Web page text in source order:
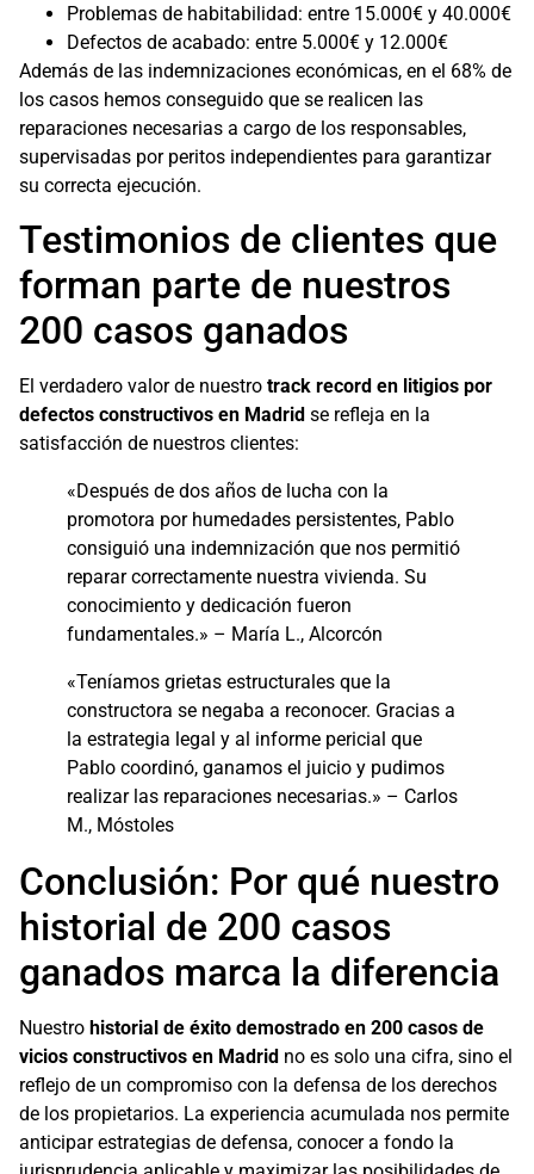
Problemas de habitabilidad: entre 15.000€ y 40.000€
Defectos de acabado: entre 5.000€ y 12.000€
Además de las indemnizaciones económicas, en el 68% de
los casos hemos conseguido que se realicen las
reparaciones necesarias a cargo de los responsables,
supervisadas por peritos independientes para garantizar
su correcta ejecución.
Testimonios de clientes que
forman parte de nuestros
200 casos ganados
El verdadero valor de nuestro track record en litigios por
defectos constructivos en Madrid se refleja en la
satisfacción de nuestros clientes:
«Después de dos años de lucha con la
promotora por humedades persistentes, Pablo
consiguió una indemnización que nos permitió
reparar correctamente nuestra vivienda. Su
conocimiento y dedicación fueron
fundamentales.» – María L., Alcorcón
«Teníamos grietas estructurales que la
constructora se negaba a reconocer. Gracias a
la estrategia legal y al informe pericial que
Pablo coordinó, ganamos el juicio y pudimos
realizar las reparaciones necesarias.» – Carlos
M., Móstoles
Conclusión: Por qué nuestro
historial de 200 casos
ganados marca la diferencia
Nuestro historial de éxito demostrado en 200 casos de
vicios constructivos en Madrid no es solo una cifra, sino el
reflejo de un compromiso con la defensa de los derechos
de los propietarios. La experiencia acumulada nos permite
anticipar estrategias de defensa, conocer a fondo la